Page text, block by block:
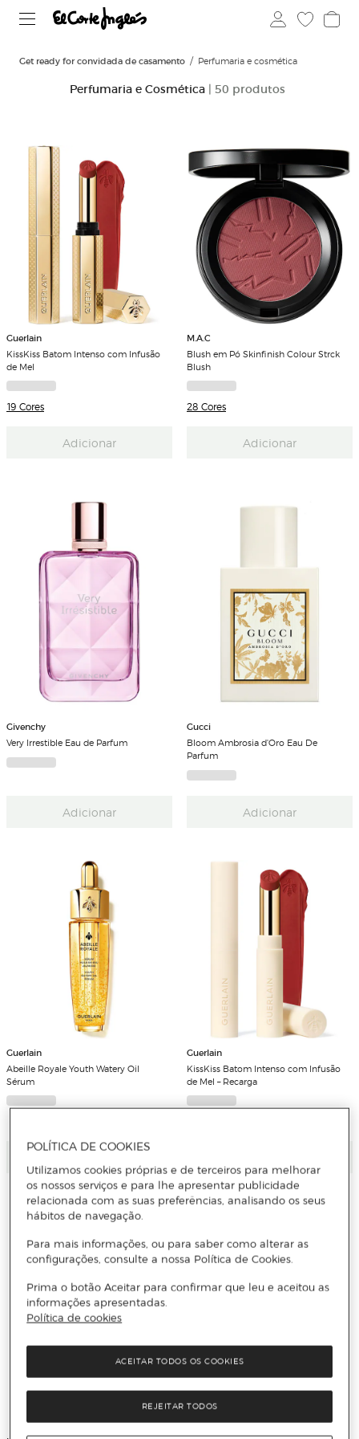
Get ready for convidada de casamento Perfumaria e cosmética
Perfumaria e Cosmética | 50 produtos
Guerlain
KissKiss Batom Intenso com Infusão
de Mel
19 Cores
Adicionar
M.A.C
Blush em Pó Skinfinish Colour Strck
Blush
28 Cores
Adicionar
Givenchy
Very Irrestible Eau de Parfum
Adicionar
Gucci
Bloom Ambrosia d'Oro Eau De
Parfum
Adicionar
Guerlain
Abeille Royale Youth Watery Oil
Sérum
Guerlain
KissKiss Batom Intenso com Infusão
de Mel – Recarga
POLÍTICA DE COOKIES
Utilizamos cookies próprias e de terceiros para melhorar
os nossos serviços e para lhe apresentar publicidade
relacionada com as suas preferências, analisando os seus
hábitos de navegação.
Para mais informações, ou para saber como alterar as
configurações, consulte a nossa Política de Cookies.
Prima o botão Aceitar para confirmar que leu e aceitou as
informações apresentadas.
Política de cookies
REJEITAR TODOS
ACEITAR TODOS OS COOKIES